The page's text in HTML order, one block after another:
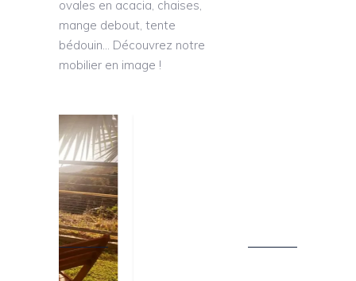
ovales en acacia, chaises,
mange debout, tente
bédouin… Découvrez notre
mobilier en image !